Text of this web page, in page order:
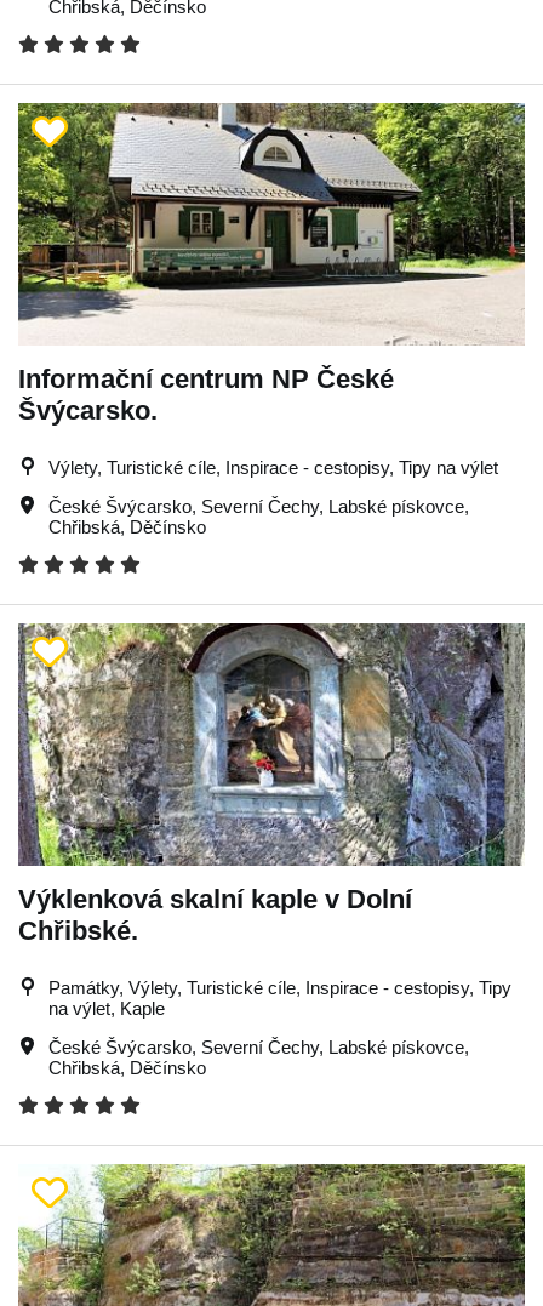
Chřibská, Děčínsko
Informační centrum NP České
Švýcarsko.
Výlety, Turistické cíle, Inspirace - cestopisy, Tipy na výlet
České Švýcarsko, Severní Čechy, Labské pískovce,
Chřibská, Děčínsko
Výklenková skalní kaple v Dolní
Chřibské.
Památky, Výlety, Turistické cíle, Inspirace - cestopisy, Tipy
na výlet, Kaple
České Švýcarsko, Severní Čechy, Labské pískovce,
Chřibská, Děčínsko